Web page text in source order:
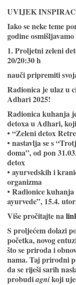
UVIJEK
Iako se neke teme
godine
1. Proljetni zeleni
20/20:30 h
nauči pripremiti
Radionica je ulaz u
Adhari 2025!
Radionica kuhanja
detoxa u Adhari,
• “Zeleni detox
• nastavlja se s
doma”, od pon
detox
• ayurvedskih i
organizma
• Radionice
ayurvede”, 15.4.
Više pročitajte na
S proljećem dolazi
početka, novog
što se priroda i
nama. Taj prirodni
da se riješi sarih
probudiagnikoji